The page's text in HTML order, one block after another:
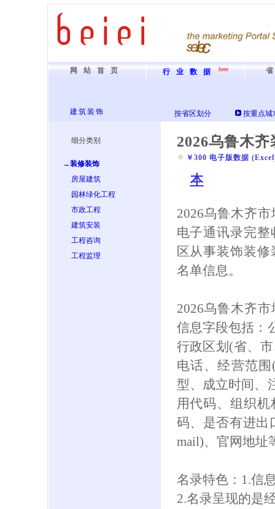
网站首页 行业数据 here
建筑装饰 按省区划分 按重点城
细分类别
→装修装饰
房屋建筑
园林绿化工程
市政工程
建筑安装
工程咨询
工程监理
2026乌鲁木
￥300 电子版数据
本
2026乌鲁木齐
电子通讯录完
区从事装饰装
名单信息。
2026乌鲁木齐
信息字段包括：
行政区划(省、
电话、经营范
型、成立时间、
用代码、组织
码、是否有进出
mail)、官网地址
名录特色：1.信
2.名录呈现的是